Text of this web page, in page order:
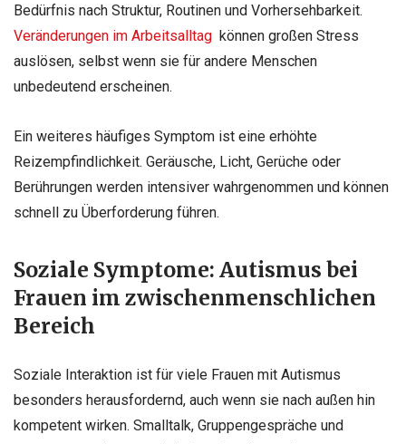
Bedürfnis nach Struktur, Routinen und Vorhersehbarkeit.
Veränderungen im Arbeitsalltag können großen Stress
auslösen, selbst wenn sie für andere Menschen
unbedeutend erscheinen.
Ein weiteres häufiges Symptom ist eine erhöhte
Reizempfindlichkeit. Geräusche, Licht, Gerüche oder
Berührungen werden intensiver wahrgenommen und können
schnell zu Überforderung führen.
Soziale Symptome: Autismus bei
Frauen im zwischenmenschlichen
Bereich
Soziale Interaktion ist für viele Frauen mit Autismus
besonders herausfordernd, auch wenn sie nach außen hin
kompetent wirken. Smalltalk, Gruppengespräche und